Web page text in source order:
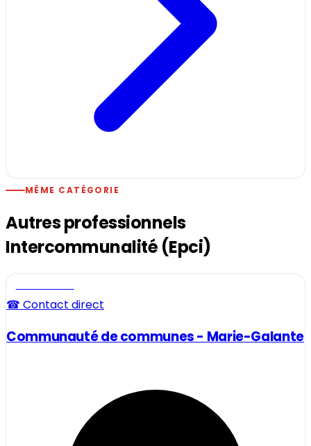
MÊME CATÉGORIE
Autres professionnels
Intercommunalité (Epci)
☎ Contact direct
Communauté de communes - Marie-Galante